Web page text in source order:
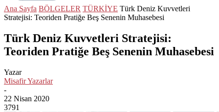
Ana Sayfa BÖLGELER TÜRKİYE Türk Deniz Kuvvetleri
Stratejisi: Teoriden Pratiğe Beş Senenin Muhasebesi
Türk Deniz Kuvvetleri Stratejisi:
Teoriden Pratiğe Beş Senenin Muhasebesi
Yazar
Misafir Yazarlar
-
22 Nisan 2020
3791